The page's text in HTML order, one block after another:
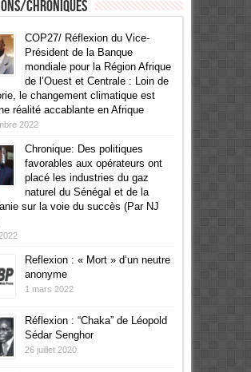
Chroniques
COP27/ Réflexion du Vice-
Président de la Banque
mondiale pour la Région Afrique
de l’Ouest et Centrale : Loin de
le changement climatique est
réalité accablante en Afrique
2022
Chronique: Des politiques
favorables aux opérateurs ont
placé les industries du gaz
naturel du Sénégal et de la
sur la voie du succès (Par NJ
Reflexion : « Mort » d’un neutre
anonyme
1 mars 2022
Réflexion : “Chaka” de Léopold
Sédar Senghor
26 juillet 2020